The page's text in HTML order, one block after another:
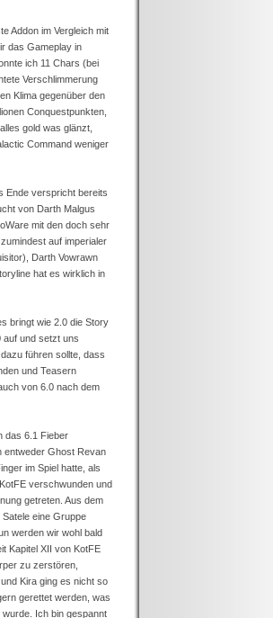
Addon im Vergleich mit
das Gameplay in
ich 11 Chars (bei
Verschlimmerung
Klima gegenüber den
Conquestpunkten,
gold was glänzt,
Command weniger
Ende verspricht bereits
von Darth Malgus
mit den doch sehr
auf imperialer
Darth Vowrawn
hat es wirklich in
bringt wie 2.0 die Story
auf und setzt uns
führen sollte, dass
und Teasern
von 6.0 nach dem
das 6.1 Fieber
entweder Ghost Revan
im Spiel hatte, als
verschwunden und
getreten. Aus dem
eine Gruppe
werden wir wohl bald
Kapitel XII von KotFE
zu zerstören,
Kira ging es nicht so
gerettet werden, was
Ich bin gespannt